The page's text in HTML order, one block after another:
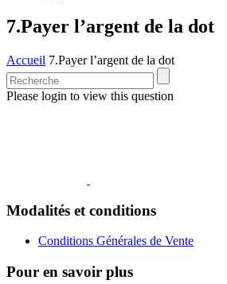
7.Payer l’argent de la dot
Accueil 7.Payer l’argent de la dot
Please login to view this question
Modalités et conditions
Conditions Générales de Vente
Pour en savoir plus